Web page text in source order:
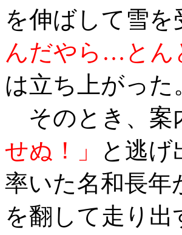
を伸ばして雪
んだやら…とん
は立ち上がった
そのとき、案
せぬ！」
と逃げ
率いた名和長年
を翻して走り